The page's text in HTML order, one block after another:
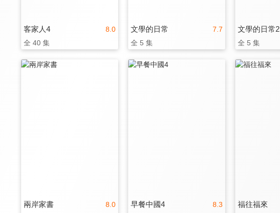
8.0
客家人4
全 40 集
7.7
文學的日常
全 5 集
文學的日常2
全 5 集
8.0
兩岸家書 8.3
早餐中國4 福往福來